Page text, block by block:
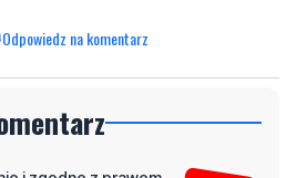
Odpowiedz na komentarz